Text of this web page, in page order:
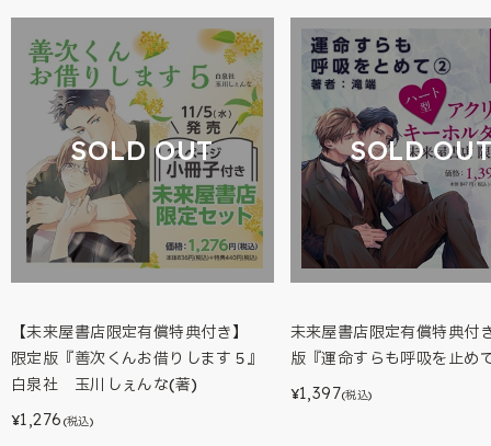
SOLD OUT
【未来屋書店限定有償特典付き】
限定版『善次くんお借りします５』
白泉社 玉川しぇんな(著)
¥1,276 (税込)
SOLD
未来屋書店限定有償特典
版『運命すらも呼吸を止め
¥1,397(税込)